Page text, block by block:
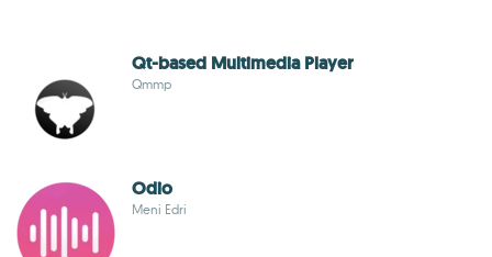
Qt-based Multimedia Player
Qmmp
Odio
Meni Edri